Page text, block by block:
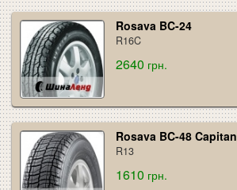
Rosava BC-24
R16C
2640 грн.
Rosava BC-48 Capitan
R13
1610 грн.